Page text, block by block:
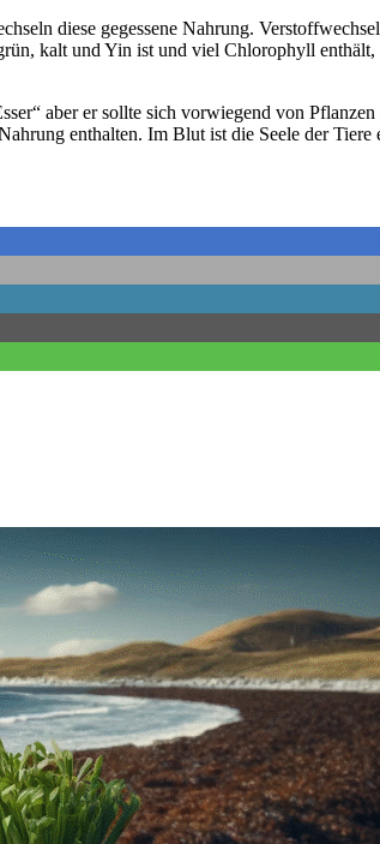
diese gegessene Nahrung.
kalt und Yin ist und viel Chlorophyll
aber er sollte sich vorwiegend von
enthalten. Im Blut ist die Seele der